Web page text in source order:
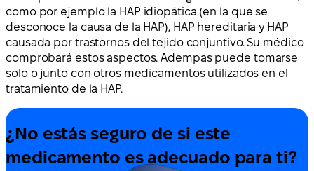
como por ejemplo la HAP idiopática (en la que se
desconoce la causa de la HAP), HAP hereditaria y HAP
causada por trastornos del tejido conjuntivo. Su médico
comprobará estos aspectos. Adempas puede tomarse
solo o junto con otros medicamentos utilizados en el
tratamiento de la HAP.
¿No estás seguro de si este
medicamento es adecuado para ti?